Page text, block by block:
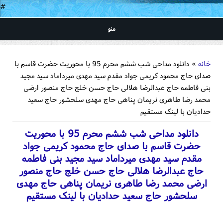
#
منو
خانه
» دانلود مداحی شب ششم محرم 95 با محوریت حضرت قاسم با
صدای حاج محمود کریمی جواد مقدم سید مهدی میرداماد سید مجید
بنی فاطمه حاج عبدالرضا هلالی حاج حسن خلج حاج منصور ارضی
محمد رضا طاهری نریمان پناهی حاج مهدی سلحشور حاج سعید
حدادیان با لینک مستقیم
دانلود مداحی شب ششم محرم 95 با محوریت
حضرت قاسم با صدای حاج محمود کریمی جواد
مقدم سید مهدی میرداماد سید مجید بنی فاطمه
حاج عبدالرضا هلالی حاج حسن خلج حاج منصور
ارضی محمد رضا طاهری نریمان پناهی حاج مهدی
سلحشور حاج سعید حدادیان با لینک مستقیم